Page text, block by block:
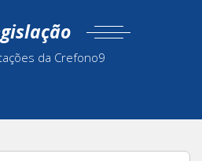
da Crefono9